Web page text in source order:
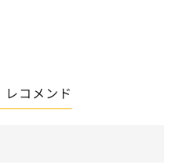
レコメンド